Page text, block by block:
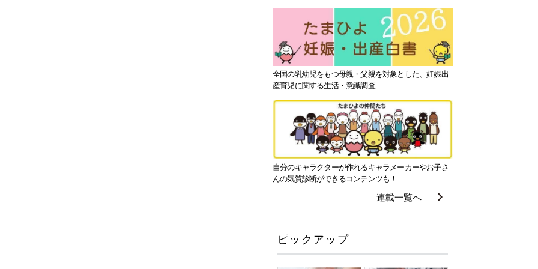
全国の乳幼児をもつ母親・父親を対象とした、妊娠出
産育児に関する生活・意識調査
自分のキャラクターが作れるキャラメーカーやお子さ
んの気質診断ができるコンテンツも！
連載一覧へ
ピックアップ